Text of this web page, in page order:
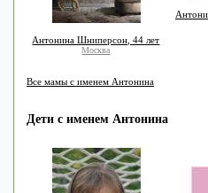
Антонина Шниперсон, 44 лет
Москва
Все мамы с именем Антонина
Дети с именем Антонина